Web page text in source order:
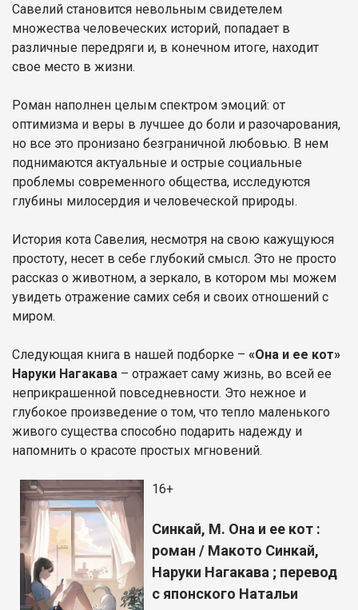
Савелий становится невольным свидетелем
множества человеческих историй, попадает в
различные передряги и, в конечном итоге, находит
свое место в жизни.
Роман наполнен целым спектром эмоций: от
оптимизма и веры в лучшее до боли и разочарования,
но все это пронизано безграничной любовью. В нем
поднимаются актуальные и острые социальные
проблемы современного общества, исследуются
глубины милосердия и человеческой природы.
История кота Савелия, несмотря на свою кажущуюся
простоту, несет в себе глубокий смысл. Это не просто
рассказ о животном, а зеркало, в котором мы можем
увидеть отражение самих себя и своих отношений с
миром.
Следующая книга в нашей подборке – «Она и ее кот»
Наруки Нагакава – отражает саму жизнь, во всей ее
неприкрашенной повседневности. Это нежное и
глубокое произведение о том, что тепло маленького
живого существа способно подарить надежду и
напомнить о красоте простых мгновений.
16+
Синкай, М. Она и ее кот :
роман / Макото Синкай,
Наруки Нагакава ; перевод
с японского Натальи